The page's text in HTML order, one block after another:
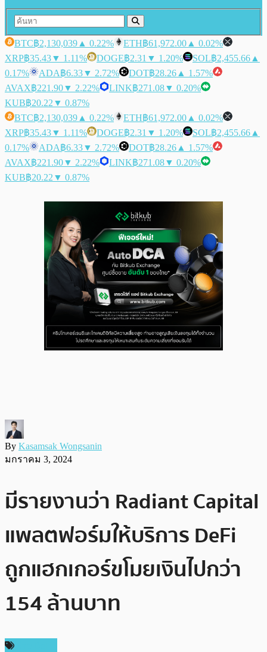
BTC฿2,130,039 ▲ 0.22% ETH฿61,972.00 ▲ 0.02%
XRP฿35.43▼ 1.11% DOGE฿2.31 ▼ 1.20% SOL฿2,455.66 ▲
0.17%
ADA฿6.33▼ 2.72% DOT฿28.26 ▲ 1.57%
AVAX฿221.90▼ 2.22% LINK฿271.08▼ 0.20%
KUB฿20.22 ▼ 0.87%
BTC฿2,130,039 ▲ 0.22% ETH฿61,972.00 ▲ 0.02%
XRP฿35.43▼ 1.11% DOGE฿2.31 ▼ 1.20% SOL฿2,455.66 ▲
0.17%
ADA฿6.33▼ 2.72% DOT฿28.26 ▲ 1.57%
AVAX฿221.90▼ 2.22% LINK฿271.08▼ 0.20%
KUB฿20.22 ▼ 0.87%
By Kasamsak Wongsanin
มกราคม 3, 2024
มีรายงานว่า Radiant Capital
แพลตฟอร์มให้บริการ DeFi
ถูกแฮกเกอร์ขโมยเงินไปกว่า
154 ล้านบาท